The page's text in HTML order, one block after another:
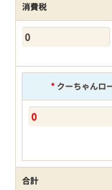
消費税
*クーちゃんロ
合計